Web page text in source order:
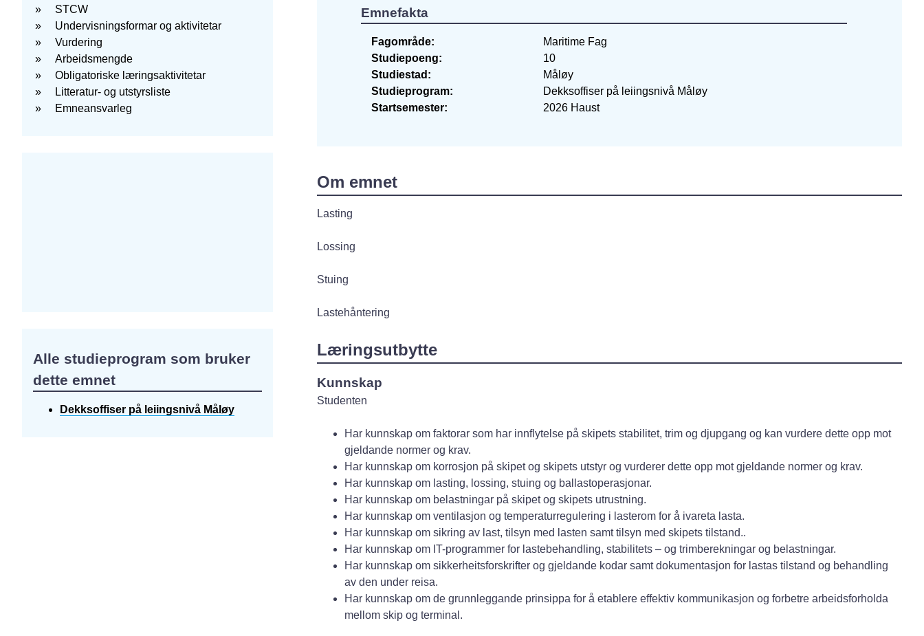
STCW
Undervisningsformar og aktivitetar
Vurdering
Arbeidsmengde
Obligatoriske læringsaktivitetar
Litteratur- og utstyrsliste
Emneansvarleg
Alle studieprogram som bruker
dette emnet
Dekksoffiser på leiingsnivå Måløy
Emnefakta
Fagområde
Maritime Fag
Studiepoeng
10
Studiestad
Måløy
Studieprogram
Dekksoffiser på leiingsnivå Måløy
Startsemester
2026 Haust
Om emnet
Lasting
Lossing
Stuing
Lastehåntering
Læringsutbytte
Kunnskap
Studenten
Har kunnskap om faktorar som har innflytelse på skipets stabilitet, trim og djupgang og kan vurdere dette opp mot
gjeldande normer og krav.
Har kunnskap om korrosjon på skipet og skipets utstyr og vurderer dette opp mot gjeldande normer og krav.
Har kunnskap om lasting, lossing, stuing og ballastoperasjonar.
Har kunnskap om belastningar på skipet og skipets utrustning.
Har kunnskap om ventilasjon og temperaturregulering i lasterom for å ivareta lasta.
Har kunnskap om sikring av last, tilsyn med lasten samt tilsyn med skipets tilstand..
Har kunnskap om IT-programmer for lastebehandling, stabilitets – og trimberekningar og belastningar.
Har kunnskap om sikkerheitsforskrifter og gjeldande kodar samt dokumentasjon for lastas tilstand og behandling
av den under reisa.
Har kunnskap om de grunnleggande prinsippa for å etablere effektiv kommunikasjon og forbetre arbeidsforholda
mellom skip og terminal.